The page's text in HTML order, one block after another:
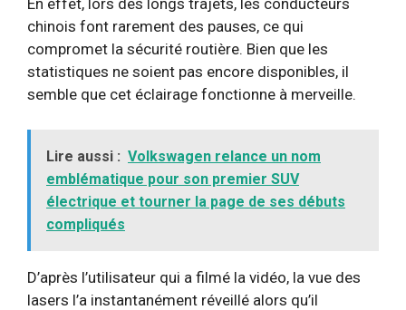
En effet, lors des longs trajets, les conducteurs
chinois font rarement des pauses, ce qui
compromet la sécurité routière. Bien que les
statistiques ne soient pas encore disponibles, il
semble que cet éclairage fonctionne à merveille.
Lire aussi : Volkswagen relance un nom
emblématique pour son premier SUV
électrique et tourner la page de ses débuts
compliqués
D’après l’utilisateur qui a filmé la vidéo, la vue des
lasers l’a instantanément réveillé alors qu’il